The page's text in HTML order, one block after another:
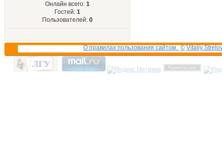
Онлайн всего: 1
Гостей: 1
Пользователей: 0
О правилах пользования сайтом . © Vitaliy